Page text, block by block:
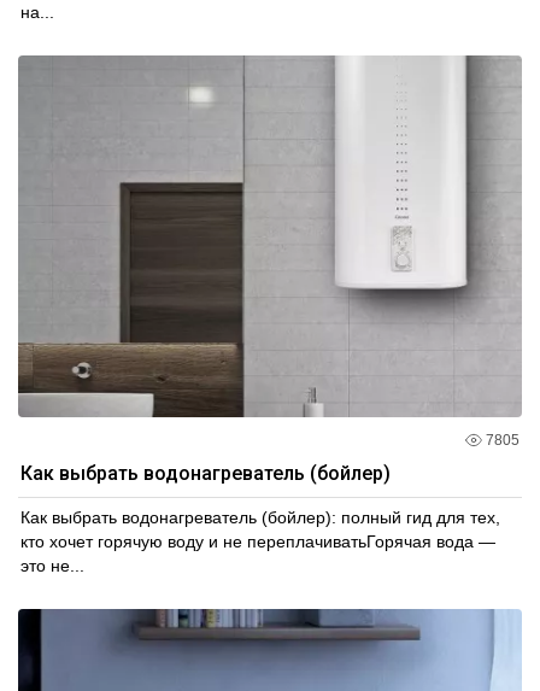
на...
7805
Как выбрать водонагреватель (бойлер)
Как выбрать водонагреватель (бойлер): полный гид для тех,
кто хочет горячую воду и не переплачиватьГорячая вода —
это не...